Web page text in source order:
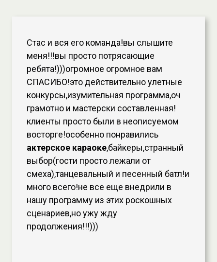
Стас и вся его команда!вы слышите
меня!!!вы просто потрясающие
ребята!)))огромное огромное вам
СПАСИБО!это действительно улетные
конкурсы,изумительная программа,оч
грамотно и мастерски составленная!
клиенты просто были в неописуемом
восторге!особенно понравились
актерское караоке,байкеры,странный
выбор(гости просто лежали от
смеха),танцевальный и песенный батл!и
много всего!не все еще внедрили в
нашу программу из этих роскошных
сценариев,но ужу жду
продолжения!!!)))